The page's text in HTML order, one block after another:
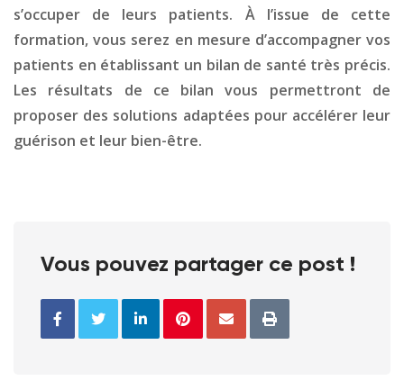
s’occuper de leurs patients. À l’issue de cette
formation, vous serez en mesure d’accompagner vos
patients en établissant un bilan de santé très précis.
Les résultats de ce bilan vous permettront de
proposer des solutions adaptées pour accélérer leur
guérison et leur bien-être.
Vous pouvez partager ce post !